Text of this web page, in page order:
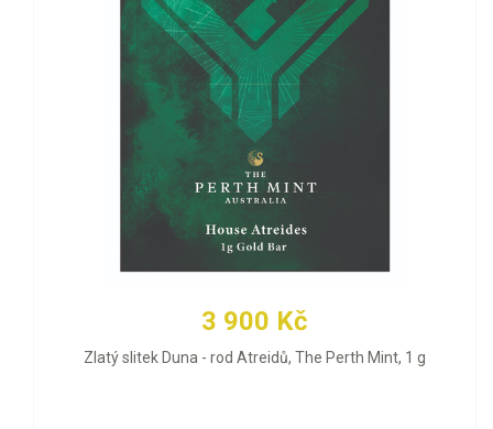
3 900 Kč
Zlatý slitek Duna - rod Atreidů, The Perth Mint, 1 g